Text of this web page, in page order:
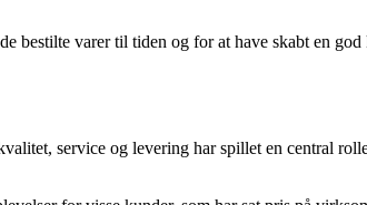
varer til tiden og for at have skabt en
service og levering har spillet en central